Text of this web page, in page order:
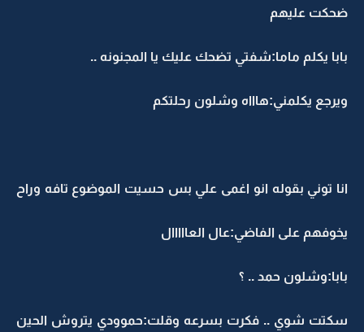
ضحكت عليهم
بابا يكلم ماما:شفتي تضحك عليك يا المجنونه ..
ويرجع يكلمني:هاااه وشلون رحلتكم
انا توني بقوله انو اغمى علي بس حسيت الموضوع تافه وراح
يخوفهم على الفاضي:عال العااااال
بابا:وشلون حمد .. ؟
سكتت شوي .. فكرت بسرعه وقلت:حموودي يتروش الحين